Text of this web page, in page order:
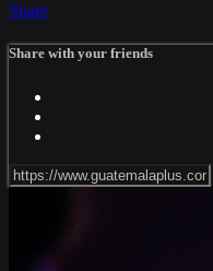
Share
Share with your friends